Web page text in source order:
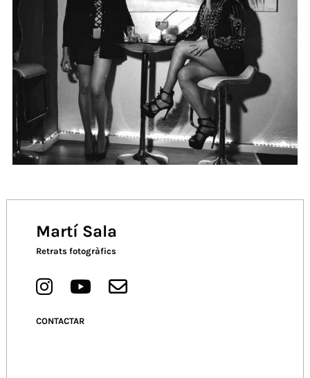
Martí Sala
Retrats fotogràfics
CONTACTAR